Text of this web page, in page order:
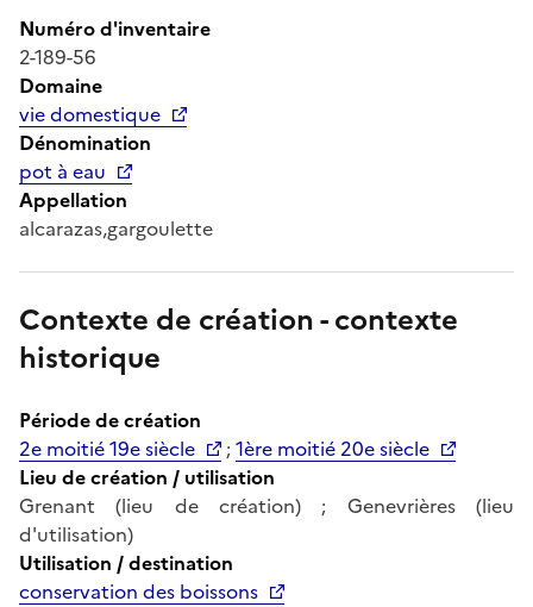
Numéro d'inventaire
2-189-56
Domaine
vie domestique
Dénomination
pot à eau
Appellation
alcarazas,gargoulette
Contexte de création - contexte
historique
Période de création
2e moitié 19e siècle
;1ère moitié 20e siècle
Lieu de création / utilisation
Grenant (lieu de création) ; Genevrières (lieu
d'utilisation)
Utilisation / destination
conservation des boissons